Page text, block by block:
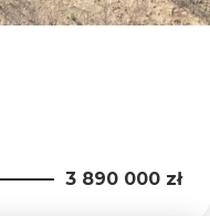
3 890 000 zł